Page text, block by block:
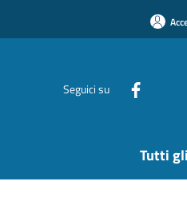
Seguici su
Tutti